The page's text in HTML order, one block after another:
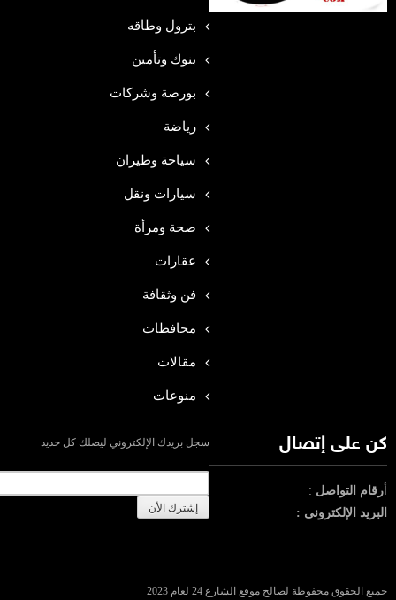
بترول وطاقه
بنوك وتأمين
بورصة وشركات
رياضة
سياحة وطيران
سيارات ونقل
صحة ومرأة
عقارات
فن وثقافة
محافظات
مقالات
منوعات
كن على إتصال
رقام التواصل :
البريد الإلكترونى :
سجل بريدك الإلكتروني ليصلك كل جديد
جميع الحقوق محفوظة لصالح موقع الشارع 24 لعام 2023